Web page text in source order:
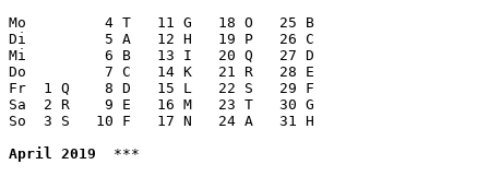
Mo         4 T   11 G   18 O   25 B
Di         5 A   12 H   19 P   26 C
Mi         6 B   13 I   20 Q   27 D
Do         7 C   14 K   21 R   28 E
Fr  1 Q    8 D   15 L   22 S   29 F
Sa  2 R    9 E   16 M   23 T   30 G
So  3 S   10 F   17 N   24 A   31 H
April 2019
  ***